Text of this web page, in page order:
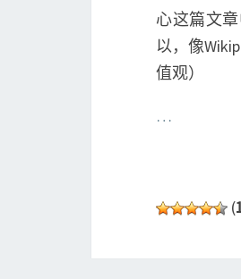
心这篇文
以，像
值观）
…
(